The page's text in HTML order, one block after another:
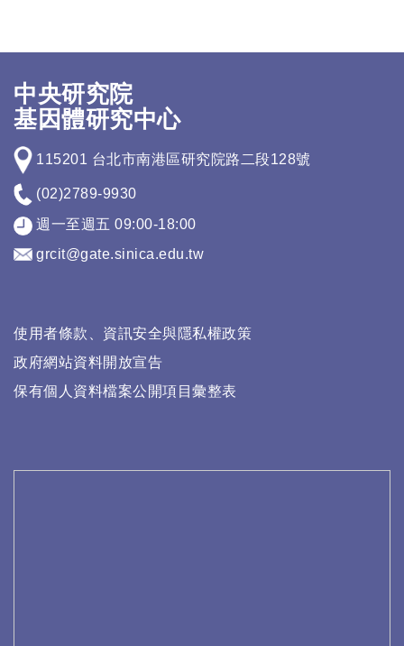
中央研究院
基因體研究中心
115201 台北市南港區研究院路二段128號
(02)2789-9930
週一至週五 09:00-18:00
grcit@gate.sinica.edu.tw
使用者條款、資訊安全與隱私權政策
政府網站資料開放宣告
保有個人資料檔案公開項目彙整表